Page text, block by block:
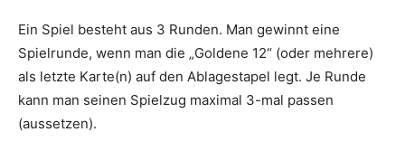
Ein Spiel besteht aus 3 Runden. Man gewinnt eine
Spielrunde, wenn man die „Goldene 12“ (oder mehrere)
als letzte Karte(n) auf den Ablagestapel legt. Je Runde
kann man seinen Spielzug maximal 3-mal passen
(aussetzen).